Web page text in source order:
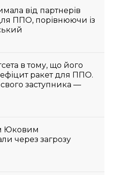
від партнерів
ППО, порівнюючи із
в тому, що його
ракет для ППО.
заступника —
Юковим
через загрозу